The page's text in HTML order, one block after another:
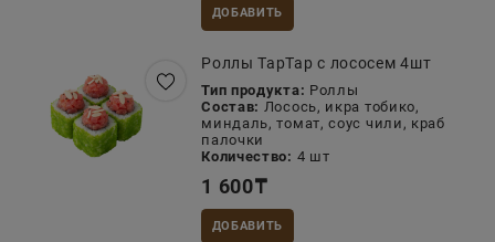
ДОБАВИТЬ
Роллы ТарТар с лососем 4шт
Тип продукта: Роллы
Состав: Лосось, икра тобико,
миндаль, томат, соус чили, краб
палочки
Количество: 4 шт
1 600₸
ДОБАВИТЬ